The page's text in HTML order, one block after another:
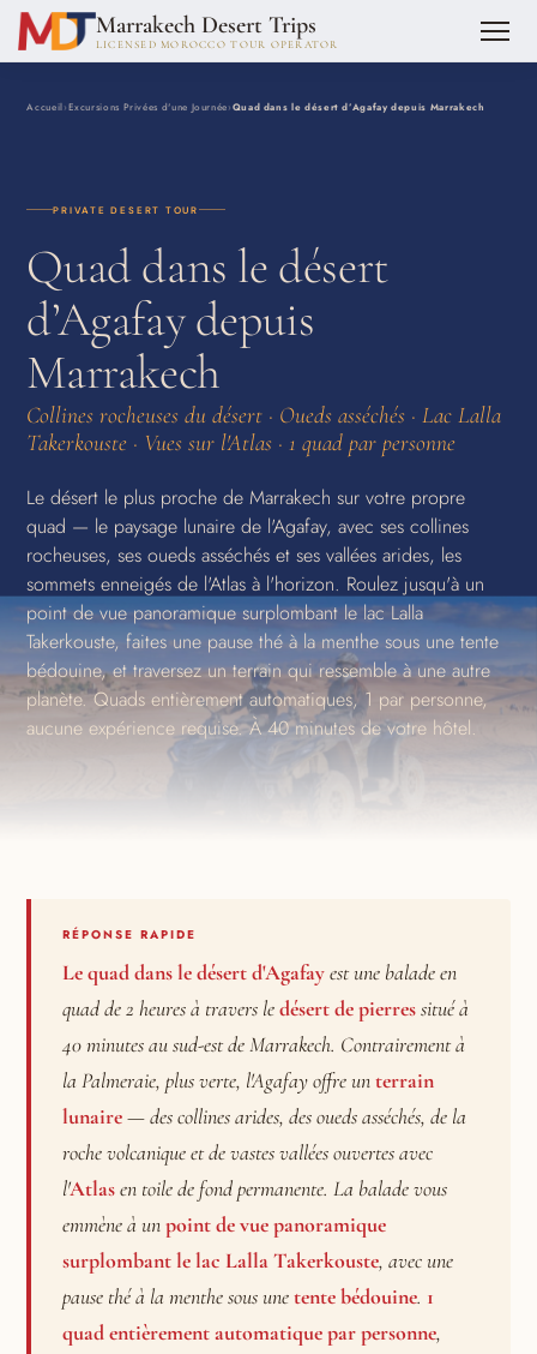
Marrakech Desert Trips
LICENSED MOROCCO TOUR OPERATOR
Accueil›Excursions Privées d'une Journée›Quad dans le désert d’Agafay depuis Marrakech
PRIVATE DESERT TOUR
Quad dans le désert
d’Agafay depuis
Marrakech
Collines rocheuses du désert · Oueds asséchés · Lac Lalla
Takerkouste · Vues sur l'Atlas · 1 quad par personne
Le désert le plus proche de Marrakech sur votre propre
quad — le paysage lunaire de l'Agafay, avec ses collines
rocheuses, ses oueds asséchés et ses vallées arides, les
sommets enneigés de l'Atlas à l'horizon. Roulez jusqu'à un
point de vue panoramique surplombant le lac Lalla
Takerkouste, faites une pause thé à la menthe sous une tente
bédouine, et traversez un terrain qui ressemble à une autre
planète. Quads entièrement automatiques, 1 par personne,
aucune expérience requise. À 40 minutes de votre hôtel.
RÉPONSE RAPIDE
Le quad dans le désert d'Agafayest une balade en
quad de 2 heures à travers ledésert de pierressitué à
40 minutes au sud-est de Marrakech. Contrairement à
la Palmeraie, plus verte, l'Agafay offre unterrain
lunaire— des collines arides, des oueds asséchés, de la
roche volcanique et de vastes vallées ouvertes avec
l'Atlasen toile de fond permanente. La balade vous
emmène à unpoint de vue panoramique
surplombant le lac Lalla Takerkouste, avec une
pause thé à la menthe sous unetente bédouine. 1
quad entièrement automatique par personne,